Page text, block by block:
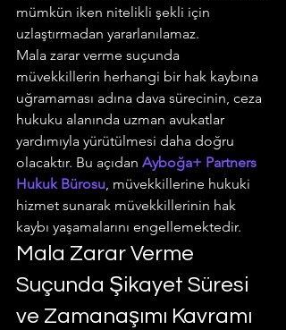
mümkün iken nitelikli şekli için
uzlaştırmadan yararlanılamaz.
Mala zarar verme suçunda
müvekkillerin herhangi bir hak kaybına
uğramaması adına dava sürecinin, ceza
hukuku alanında uzman avukatlar
yardımıyla yürütülmesi daha doğru
olacaktır. Bu açıdan Ayboğa+ Partners
Hukuk Bürosu, müvekkillerine hukuki
hizmet sunarak müvekkillerinin hak
kaybı yaşamalarını engellemektedir.
Mala Zarar Verme
Suçunda Şikayet Süresi
ve Zamanaşımı Kavramı